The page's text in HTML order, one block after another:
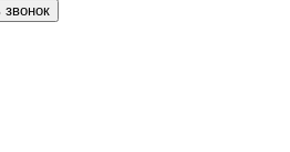
звонок